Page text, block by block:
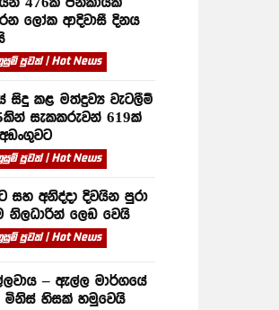
ලෝක ආදිවාසී දිනය
පුවත් | Hot News
සිදු කළ මත්ද්‍රව්‍ය වැටලීම්
සැකකරුවන් 619ක්
පුවත් | Hot News
සහ අනිද්දා දිවයින පුරා
නිලධාරින් ලෙඩ වෙයි
පුවත් | Hot News
– ඇල්ල මාර්ගයේ
මිනිස් හිසක් හමුවෙයි